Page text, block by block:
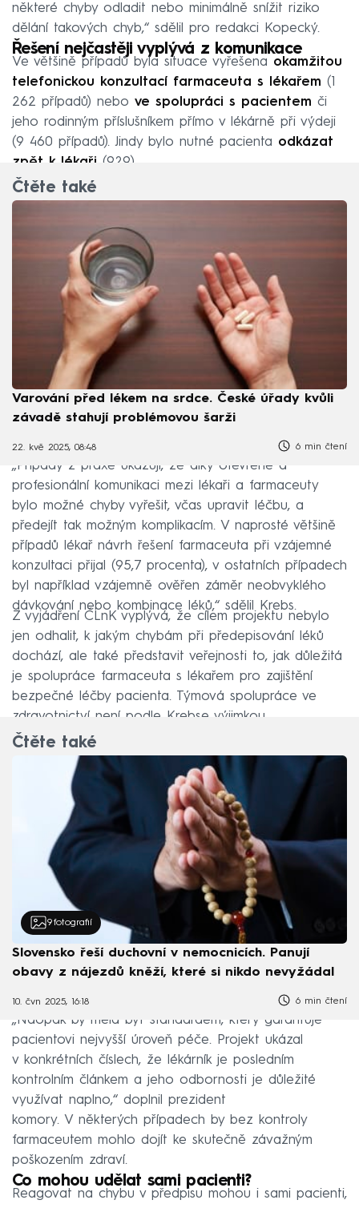
některé chyby odladit nebo minimálně snížit riziko
dělání takových chyb,“ sdělil pro redakci Kopecký.
Řešení nejčastěji vyplývá z komunikace
Ve většině případů byla situace vyřešena okamžitou
telefonickou konzultací farmaceuta s lékařem (1
262 případů) nebo ve spolupráci s pacientem či
jeho rodinným příslušníkem přímo v lékárně při výdeji
(9 460 případů). Jindy bylo nutné pacienta odkázat
zpět k lékaři (929).
Čtěte také
Varování před lékem na srdce. České úřady kvůli
závadě stahují problémovou šarži
22. kvě 2025, 08:48 6 min čtení
„Případy z praxe ukazují, že díky otevřené a
profesionální komunikaci mezi lékaři a farmaceuty
bylo možné chyby vyřešit, včas upravit léčbu, a
předejít tak možným komplikacím. V naprosté většině
případů lékař návrh řešení farmaceuta při vzájemné
konzultaci přijal (95,7 procenta), v ostatních případech
byl například vzájemně ověřen záměr neobvyklého
dávkování nebo kombinace léků,“ sdělil Krebs.
Z vyjádření ČLnK vyplývá, že cílem projektu nebylo
jen odhalit, k jakým chybám při předepisování léků
dochází, ale také představit veřejnosti to, jak důležitá
je spolupráce farmaceuta s lékařem pro zajištění
bezpečné léčby pacienta. Týmová spolupráce ve
zdravotnictví není podle Krebse výjimkou.
Čtěte také
9 fotografií
Slovensko řeší duchovní v nemocnicích. Panují
obavy z nájezdů kněží, které si nikdo nevyžádal
10. čvn 2025, 16:18 6 min čtení
„Naopak by měla být standardem, který garantuje
pacientovi nejvyšší úroveň péče. Projekt ukázal
v konkrétních číslech, že lékárník je posledním
kontrolním článkem a jeho odbornosti je důležité
využívat naplno,“ doplnil prezident
komory. V některých případech by bez kontroly
farmaceutem mohlo dojít ke skutečně závažným
poškozením zdraví.
Co mohou udělat sami pacienti?
Reagovat na chybu v předpisu mohou i sami pacienti,